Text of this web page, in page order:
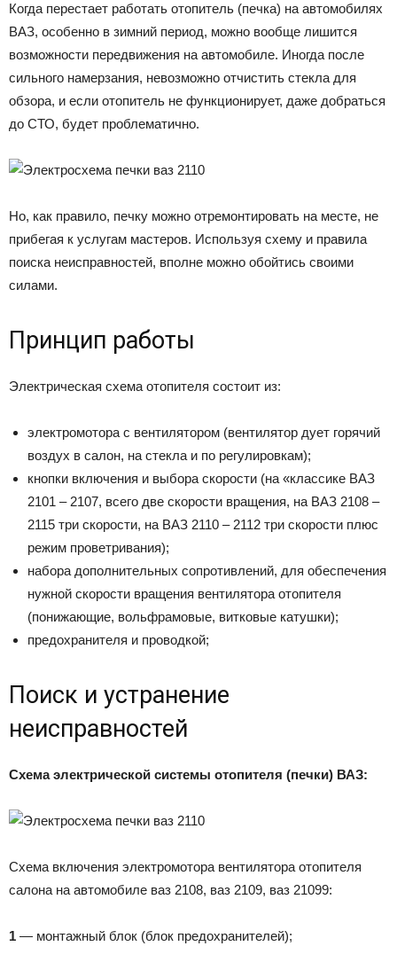
Когда перестает работать отопитель (печка) на автомобилях
ВАЗ, особенно в зимний период, можно вообще лишится
возможности передвижения на автомобиле. Иногда после
сильного намерзания, невозможно отчистить стекла для
обзора, и если отопитель не функционирует, даже добраться
до СТО, будет проблематично.
Но, как правило, печку можно отремонтировать на месте, не
прибегая к услугам мастеров. Используя схему и правила
поиска неисправностей, вполне можно обойтись своими
силами.
Принцип работы
Электрическая схема отопителя состоит из:
электромотора с вентилятором (вентилятор дует горячий
воздух в салон, на стекла и по регулировкам);
кнопки включения и выбора скорости (на «классике ВАЗ
2101 – 2107, всего две скорости вращения, на ВАЗ 2108 –
2115 три скорости, на ВАЗ 2110 – 2112 три скорости плюс
режим проветривания);
набора дополнительных сопротивлений, для обеспечения
нужной скорости вращения вентилятора отопителя
(понижающие, вольфрамовые, витковые катушки);
предохранителя и проводкой;
Поиск и устранение
неисправностей
Схема электрической системы отопителя (печки) ВАЗ:
Схема включения электромотора вентилятора отопителя
салона на автомобиле ваз 2108, ваз 2109, ваз 21099:
1 — монтажный блок (блок предохранителей);